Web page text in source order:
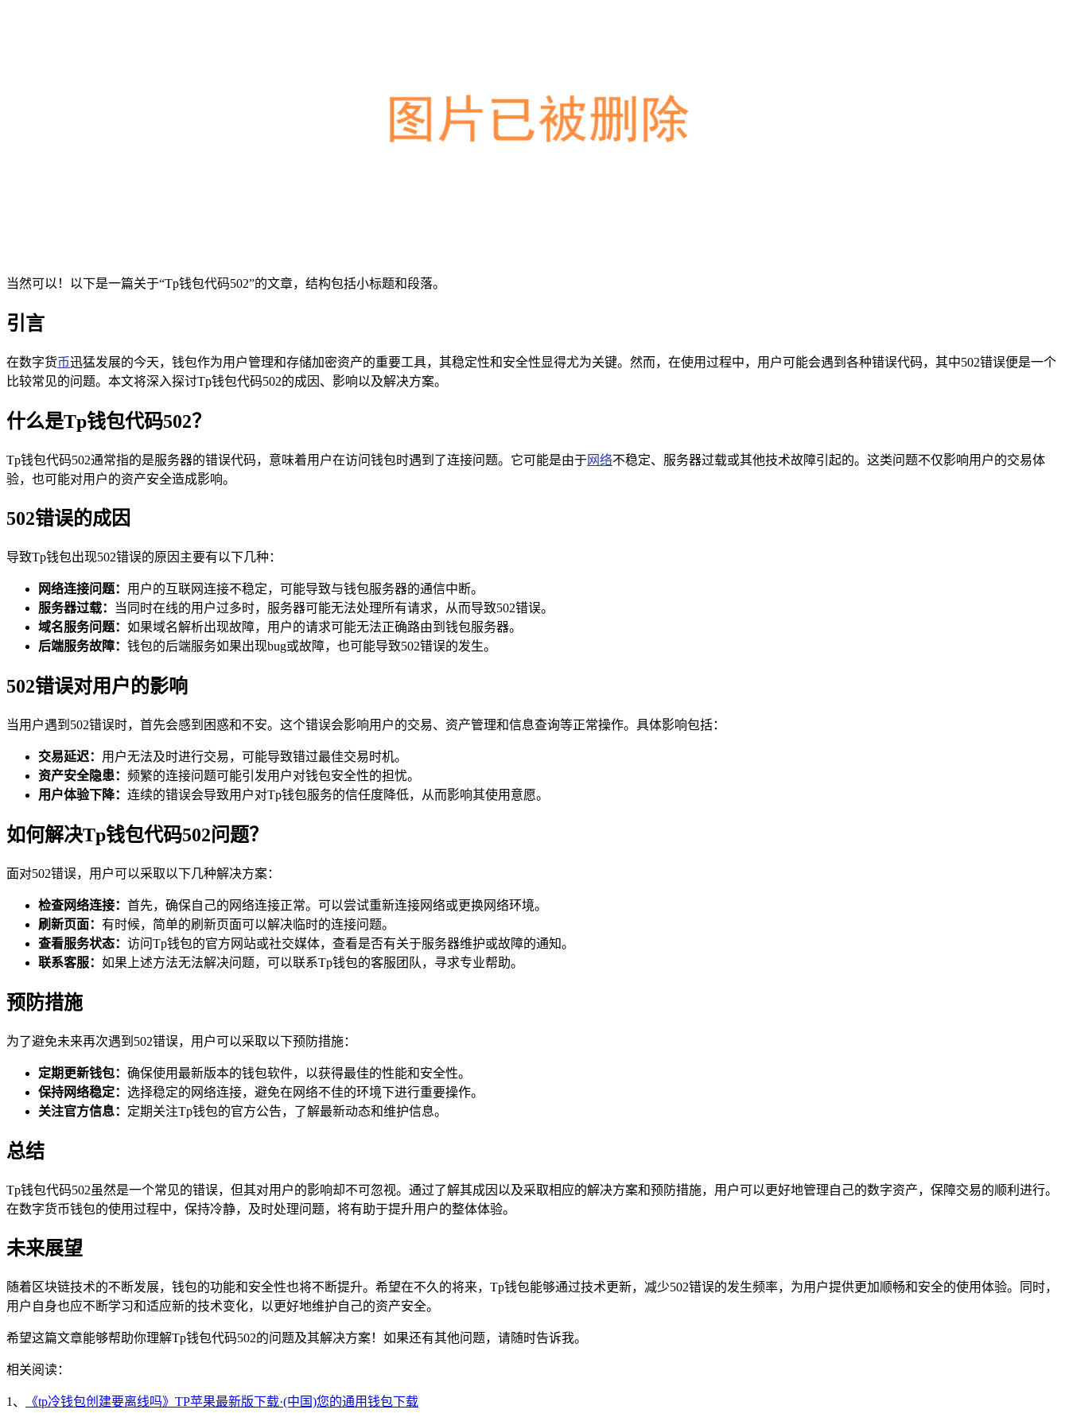
当然可以！以下是一篇关于“Tp钱包代码502”的文章，结构包括小标题和段落。
引言
在数字货币迅猛发展的今天，钱包作为用户管理和存储加密资产的重要工具，其稳定性和安全性显得尤为关键。然而，在使用过程中，用户可能会遇到各种错误代码，其中502错误便是一个
比较常见的问题。本文将深入探讨Tp钱包代码502的成因、影响以及解决方案。
什么是Tp钱包代码502？
Tp钱包代码502通常指的是服务器的错误代码，意味着用户在访问钱包时遇到了连接问题。它可能是由于网络不稳定、服务器过载或其他技术故障引起的。这类问题不仅影响用户的交易体
验，也可能对用户的资产安全造成影响。
502错误的成因
导致Tp钱包出现502错误的原因主要有以下几种：
网络连接问题： 用户的互联网连接不稳定，可能导致与钱包服务器的通信中断。
服务器过载：
当同时在线的用户过多时，服务器可能无法处理所有请求，从而导致502错误。
域名服务问题： 如果域名解析出现故障，用户的请求可能无法正确路由到钱包服务器。
后端服务故障： 钱包的后端服务如果出现bug或故障，也可能导致502错误的发生。
502错误对用户的影响
当用户遇到502错误时，首先会感到困惑和不安。这个错误会影响用户的交易、资产管理和信息查询等正常操作。具体影响包括：
交易延迟： 用户无法及时进行交易，可能导致错过最佳交易时机。
资产安全隐患： 频繁的连接问题可能引发用户对钱包安全性的担忧。
用户体验下降： 连续的错误会导致用户对Tp钱包服务的信任度降低，从而影响其使用意愿。
如何解决Tp钱包代码502问题？
面对502错误，用户可以采取以下几种解决方案：
检查网络连接： 首先，确保自己的网络连接正常。可以尝试重新连接网络或更换网络环境。
刷新页面： 有时候，简单的刷新页面可以解决临时的连接问题。
查看服务状态： 访问Tp钱包的官方网站或社交媒体，查看是否有关于服务器维护或故障的通知。
联系客服： 如果上述方法无法解决问题，可以联系Tp钱包的客服团队，寻求专业帮助。
预防措施
为了避免未来再次遇到502错误，用户可以采取以下预防措施：
定期更新钱包： 确保使用最新版本的钱包软件，以获得最佳的性能和安全性。
保持网络稳定： 选择稳定的网络连接，避免在网络不佳的环境下进行重要操作。
关注官方信息： 定期关注Tp钱包的官方公告，了解最新动态和维护信息。
总结
Tp钱包代码502虽然是一个常见的错误，但其对用户的影响却不可忽视。通过了解其成因以及采取相应的解决方案和预防措施，用户可以更好地管理自己的数字资产，保障交易的顺利进行。
在数字货币钱包的使用过程中，保持冷静，及时处理问题，将有助于提升用户的整体体验。
未来展望
随着区块链技术的不断发展，钱包的功能和安全性也将不断提升。希望在不久的将来，Tp钱包能够通过技术更新，减少502错误的发生频率，为用户提供更加顺畅和安全的使用体验。同时，
用户自身也应不断学习和适应新的技术变化，以更好地维护自己的资产安全。
希望这篇文章能够帮助你理解Tp钱包代码502的问题及其解决方案！如果还有其他问题，请随时告诉我。
相关阅读：
1、 《tp冷钱包创建要离线吗》TP苹果最新版下载·(中国)您的通用钱包下载